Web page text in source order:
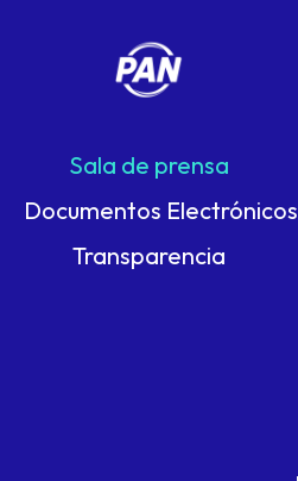
Sala de prensa
Documentos Electrónicos
Transparencia